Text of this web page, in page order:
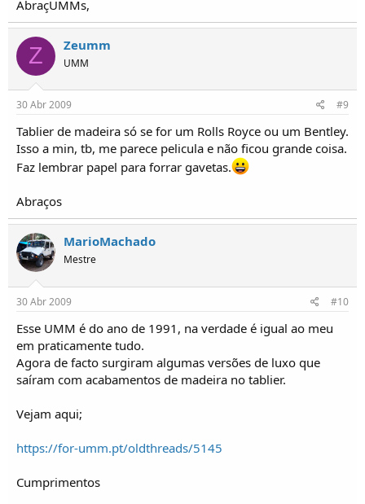
AbraçUMMs,
Z Zeumm
UMM
30 Abr 2009 #9
Tablier de madeira só se for um Rolls Royce ou um Bentley.
Isso a min, tb, me parece pelicula e não ficou grande coisa.
Faz lembrar papel para forrar gavetas.
Abraços
MarioMachado
Mestre
30 Abr 2009 #10
Esse UMM é do ano de 1991, na verdade é igual ao meu
em praticamente tudo.
Agora de facto surgiram algumas versões de luxo que
saíram com acabamentos de madeira no tablier.
Vejam aqui;
https://for-umm.pt/oldthreads/5145
Cumprimentos